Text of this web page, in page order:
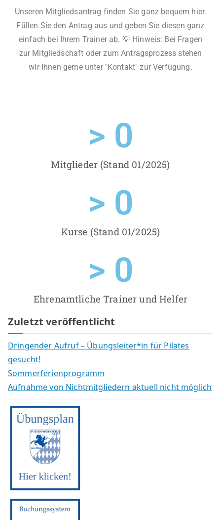
Unseren Mitgliedsantrag finden Sie ganz bequem hier.
Füllen Sie den Antrag aus und geben Sie diesen ganz
einfach bei Ihrem Trainer ab. 💡 Hinweis: Bei Fragen
zur Mitgliedschaft oder zum Antragsprozess stehen
wir Ihnen gerne unter "Kontakt" zur Verfügung.
Mitglieder (Stand 01/2025)
> 0
Kurse (Stand 01/2025)
> 0
Ehrenamtliche Trainer und Helfer
> 0
Zuletzt veröffentlicht
Dringender Aufruf – Übungsleiter*in für Pilates
gesucht!
Sommerferienprogramm
Aufnahme von Nichtmitgliedern aktuell nicht möglich